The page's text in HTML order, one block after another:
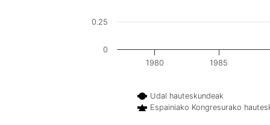
Udal hauteskundeak
Espainiako Kongresurako
1980 1985
0
0.25